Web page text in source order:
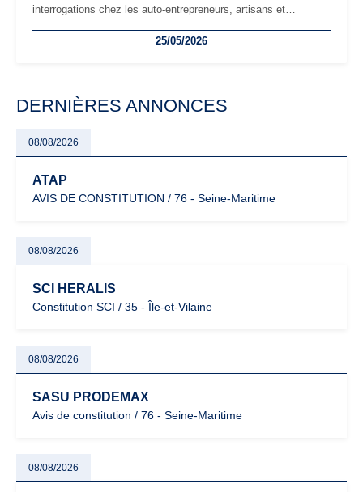
interrogations chez les auto-entrepreneurs, artisans et
facturation ou risque de bascule vers la TVA : les règles
25/05/2026
DERNIÈRES ANNONCES
08/08/2026
ATAP
AVIS DE CONSTITUTION / 76 - Seine-Maritime
08/08/2026
SCI HERALIS
Constitution SCI / 35 - Île-et-Vilaine
08/08/2026
SASU PRODEMAX
Avis de constitution / 76 - Seine-Maritime
08/08/2026